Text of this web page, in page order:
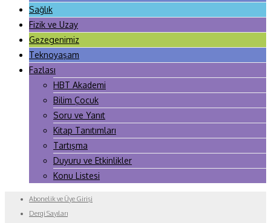
Sağlık
Fizik ve Uzay
Gezegenimiz
Teknoyaşam
Fazlası
HBT Akademi
Bilim Çocuk
Soru ve Yanıt
Kitap Tanıtımları
Tartışma
Duyuru ve Etkinlikler
Konu Listesi
Abonelik ve Üye Girişi
Dergi Sayıları